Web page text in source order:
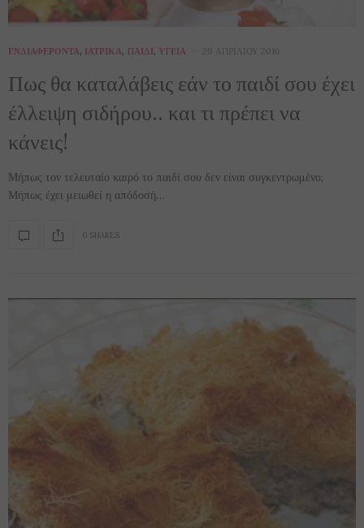
ΕΝΔΙΑΦΈΡΟΝΤΑ, ΙΑΤΡΙΚΆ, ΠΑΙΔΊ, ΥΓΕΊΑ 29 ΑΠΡΙΛΊΟΥ 2016
Πως θα καταλάβεις εάν το παιδί σου έχει
έλλειψη σιδήρου.. και τι πρέπει να
κάνεις!
Μήπως τον τελευταίο καιρό το παιδί σου δεν είναι συγκεντρωμένο;
Μήπως έχει μειωθεί η απόδοσή…
0 SHARES